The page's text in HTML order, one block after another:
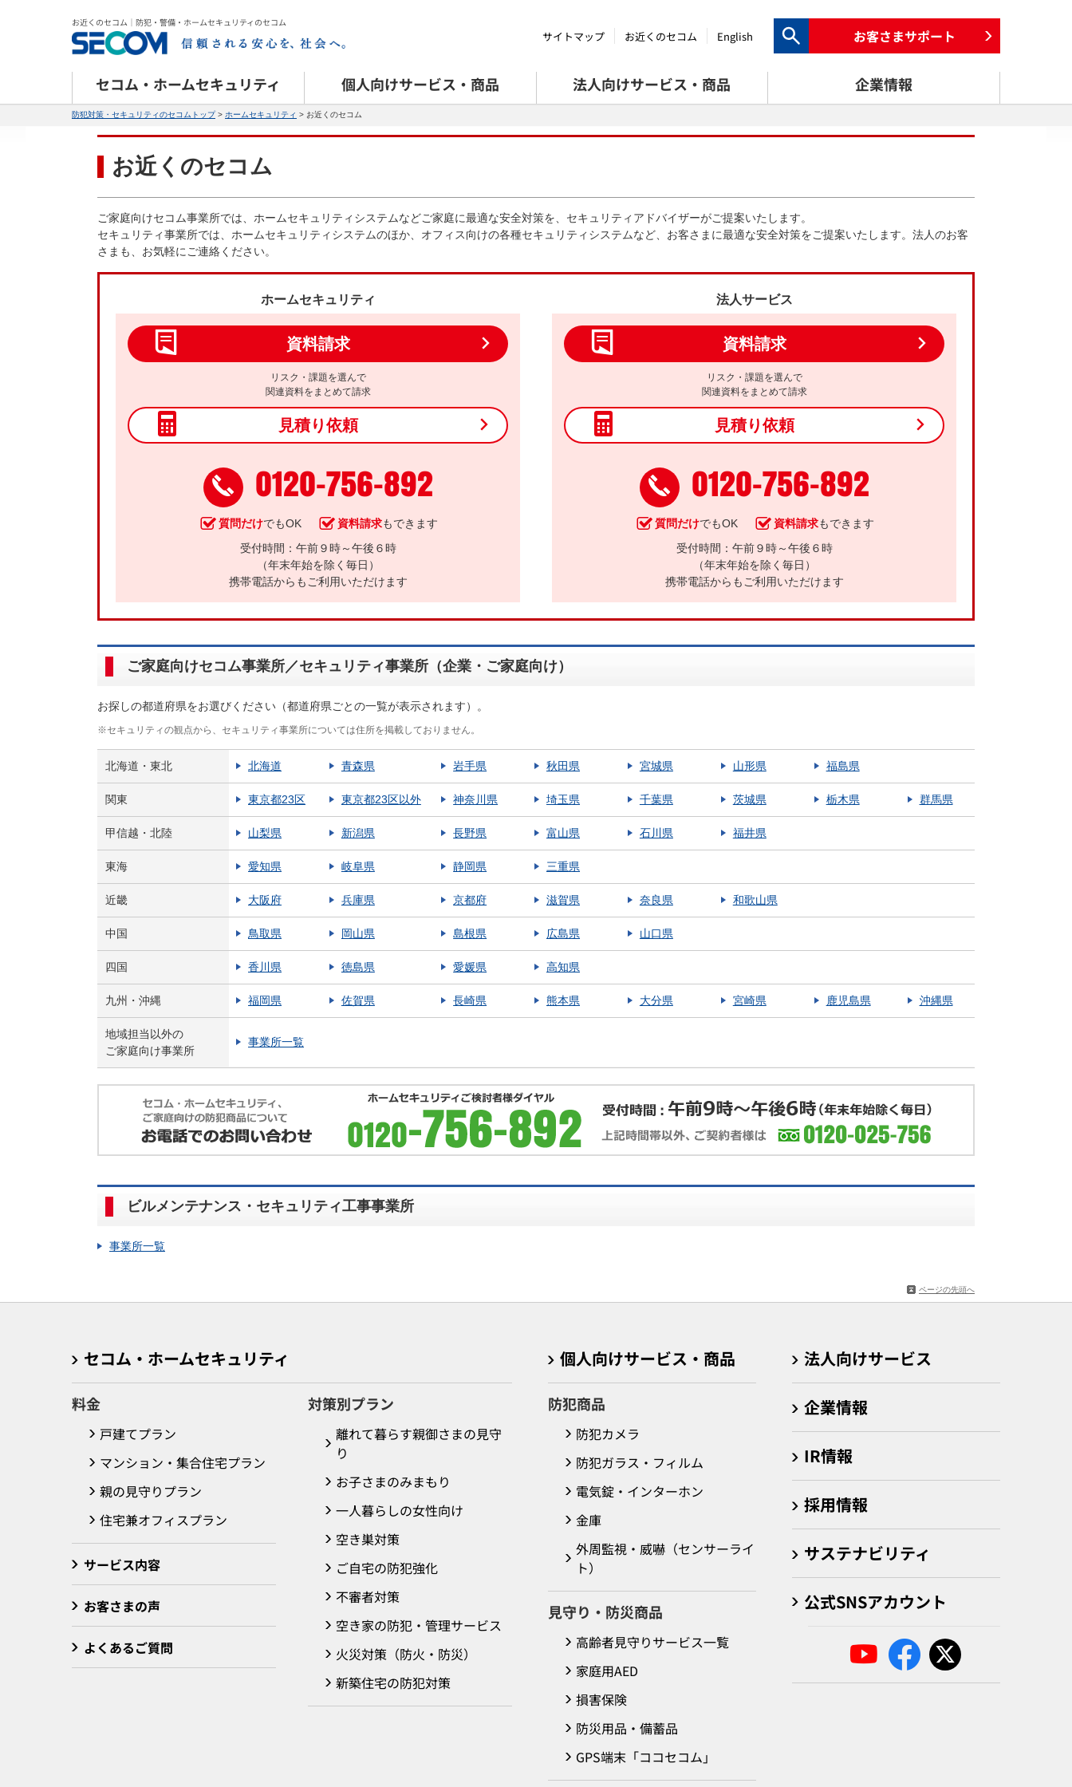
お近くのセコム｜防犯・警備・ホームセキュリティのセコム
サイトマップ お近くのセコム English 検索キーワード入力お客さまサポート
セコム・ホームセキュリティ 個人向けサービス・商品 法人向けサービス・商品 企業情報
防犯対策・セキュリティのセコムトップ> ホームセキュリティ > お近くのセコム
お近くのセコム
ご家庭向けセコム事業所では、ホームセキュリティシステムなどご家庭に最適な安全対策を、セキュリティアドバイザーがご提案いたします。
セキュリティ事業所では、ホームセキュリティシステムのほか、オフィス向けの各種セキュリティシステムなど、お客さまに最適な安全対策をご提案いたします。法人のお客
さまも、お気軽にご連絡ください。
ホームセキュリティ
資料請求
リスク・課題を選んで
関連資料をまとめて請求
見積り依頼
0120-756-892
質問だけでもOK 資料請求もできます
受付時間：午前９時～午後６時
（年末年始を除く毎日）
携帯電話からもご利用いただけます
法人サービス
資料請求
リスク・課題を選んで
関連資料をまとめて請求
見積り依頼
0120-756-892
質問だけでもOK 資料請求もできます
受付時間：午前９時～午後６時
（年末年始を除く毎日）
携帯電話からもご利用いただけます
ご家庭向けセコム事業所／セキュリティ事業所（企業・ご家庭向け）
お探しの都道府県をお選びください（都道府県ごとの一覧が表示されます）。
※セキュリティの観点から、セキュリティ事業所については住所を掲載しておりません。
北海道・東北 北海道 青森県 岩手県 秋田県 宮城県 山形県 福島県
関東 東京都23区 東京都23区以外 神奈川県 埼玉県 千葉県 茨城県 栃木県 群馬県
甲信越・北陸 山梨県 新潟県 長野県 富山県 石川県 福井県
東海 愛知県 岐阜県 静岡県 三重県
近畿 大阪府 兵庫県 京都府 滋賀県 奈良県 和歌山県
中国 鳥取県 岡山県 島根県 広島県 山口県
四国 香川県 徳島県 愛媛県 高知県
九州・沖縄 福岡県 佐賀県 長崎県 熊本県 大分県 宮崎県 鹿児島県 沖縄県
地域担当以外の
ご家庭向け事業所
事業所一覧
ビルメンテナンス・セキュリティ工事事業所
事業所一覧
ページの先頭へ
セコム・ホームセキュリティ
料金
戸建てプラン
マンション・集合住宅プラン
親の見守りプラン
住宅兼オフィスプラン
サービス内容
お客さまの声
よくあるご質問
対策別プラン
離れて暮らす親御さまの見守
り
お子さまのみまもり
一人暮らしの女性向け
空き巣対策
ご自宅の防犯強化
不審者対策
空き家の防犯・管理サービス
火災対策（防火・防災）
新築住宅の防犯対策
個人向けサービス・商品
防犯商品
防犯カメラ
防犯ガラス・フィルム
電気錠・インターホン
金庫
外周監視・威嚇（センサーライ
ト）
見守り・防災商品
高齢者見守りサービス一覧
家庭用AED
損害保険
防災用品・備蓄品
GPS端末「ココセコム」
法人向けサービス
企業情報
IR情報
採用情報
サステナビリティ
公式SNSアカウント